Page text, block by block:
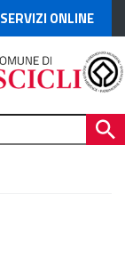
SERVIZI ONLINE